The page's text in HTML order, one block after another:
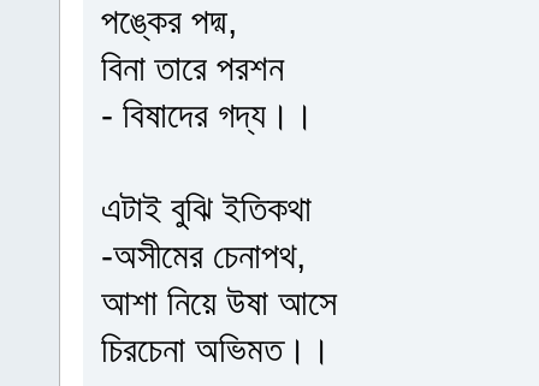
পঙ্কের পদ্ম,
বিনা তারে পরশন
- বিষাদের গদ্য।।
এটাই বুঝি ইতিকথা
-অসীমের চেনাপথ,
আশা নিয়ে উষা আসে
চিরচেনা অভিমত।।